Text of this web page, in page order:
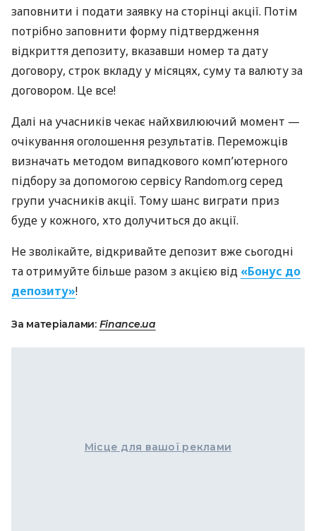
заповнити і подати заявку на сторінці акції. Потім
потрібно заповнити форму підтвердження
відкриття депозиту, вказавши номер та дату
договору, строк вкладу у місяцях, суму та валюту за
договором. Це все!
Далі на учасників чекає найхвилюючий момент —
очікування оголошення результатів. Переможців
визначать методом випадкового комп’ютерного
підбору за допомогою сервісу Random.org серед
групи учасників акції. Тому шанс виграти приз
буде у кожного, хто долучиться до акції.
Не зволікайте, відкривайте депозит вже сьогодні
та отримуйте більше разом з акцією від «Бонус до
депозиту»!
За матеріалами: Finance.ua
Місце для вашої реклами